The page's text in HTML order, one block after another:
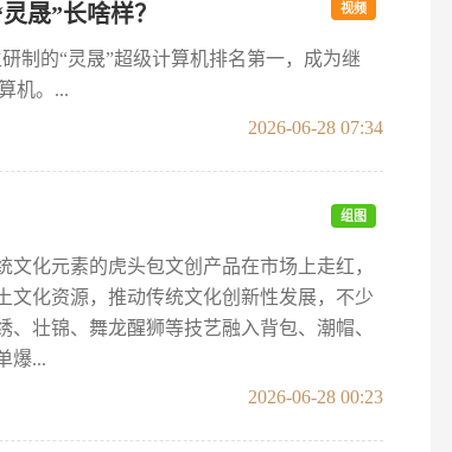
视频
晟”长啥样？
制的“灵晟”超级计算机排名第一，成为继
机。...
2026-06-28 07:34
组图
化元素的虎头包文创产品在市场上走红，
文化资源，推动传统文化创新性发展，不少
壮锦、舞龙醒狮等技艺融入背包、潮帽、
爆...
2026-06-28 00:23